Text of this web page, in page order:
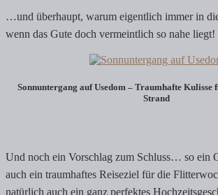
…und überhaupt, warum eigentlich immer in
wenn das Gute doch vermeintlich so nahe
Sonnuntergang auf Usedom – Traumhafte Kulisse
Strand
Und noch ein Vorschlag zum Schluss… so ein
auch ein traumhaftes Reiseziel für die
natürlich auch ein ganz perfektes